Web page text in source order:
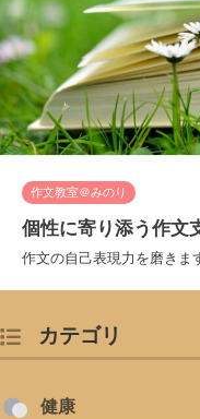
作文教室＠みのり
個性に寄り添う作文
作文の自己表現力を磨きま
カテゴリ
健康